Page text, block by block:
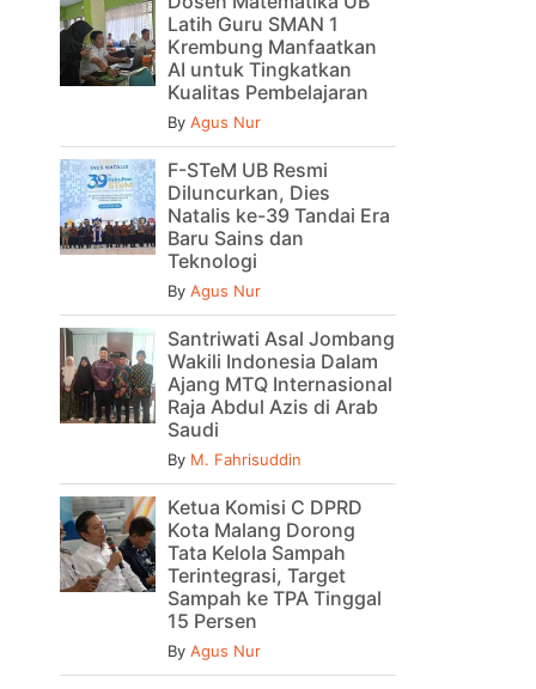
Latih Guru SMAN 1
Krembung Manfaatkan
AI untuk Tingkatkan
Kualitas Pembelajaran
By Agus Nur
F-STeM UB Resmi
Diluncurkan, Dies
Natalis ke-39 Tandai Era
Baru Sains dan
Teknologi
By Agus Nur
Santriwati Asal Jombang
Wakili Indonesia Dalam
Ajang MTQ Internasional
Raja Abdul Azis di Arab
Saudi
By M. Fahrisuddin
Ketua Komisi C DPRD
Kota Malang Dorong
Tata Kelola Sampah
Terintegrasi, Target
Sampah ke TPA Tinggal
15 Persen
By Agus Nur